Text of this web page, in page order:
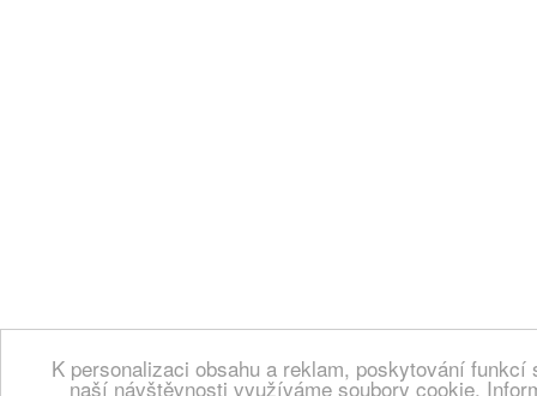
K personalizaci obsahu a reklam, poskytování
naší návštěvnosti využíváme soubory cookie.